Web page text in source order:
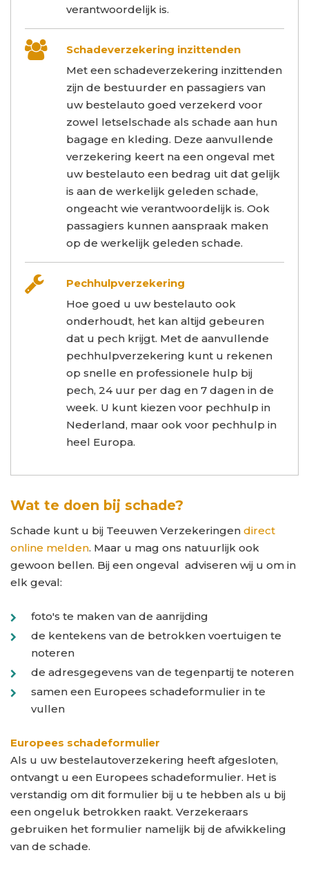
verantwoordelijk is.
Schadeverzekering inzittenden
Met een schadeverzekering inzittenden
zijn de bestuurder en passagiers van
uw bestelauto goed verzekerd voor
zowel letselschade als schade aan hun
bagage en kleding. Deze aanvullende
verzekering keert na een ongeval met
uw bestelauto een bedrag uit dat gelijk
is aan de werkelijk geleden schade,
ongeacht wie verantwoordelijk is. Ook
passagiers kunnen aanspraak maken
op de werkelijk geleden schade.
Pechhulpverzekering
Hoe goed u uw bestelauto ook
onderhoudt, het kan altijd gebeuren
dat u pech krijgt. Met de aanvullende
pechhulpverzekering kunt u rekenen
op snelle en professionele hulp bij
pech, 24 uur per dag en 7 dagen in de
week. U kunt kiezen voor pechhulp in
Nederland, maar ook voor pechhulp in
heel Europa.
Wat te doen bij schade?
Schade kunt u bij Teeuwen Verzekeringen direct
online melden. Maar u mag ons natuurlijk ook
gewoon bellen. Bij een ongeval adviseren wij u om in
elk geval:
foto's te maken van de aanrijding
de kentekens van de betrokken voertuigen te
noteren
de adresgegevens van de tegenpartij te noteren
samen een Europees schadeformulier in te
vullen
Europees schadeformulier
Als u uw bestelautoverzekering heeft afgesloten,
ontvangt u een Europees schadeformulier. Het is
verstandig om dit formulier bij u te hebben als u bij
een ongeluk betrokken raakt. Verzekeraars
gebruiken het formulier namelijk bij de afwikkeling
van de schade.